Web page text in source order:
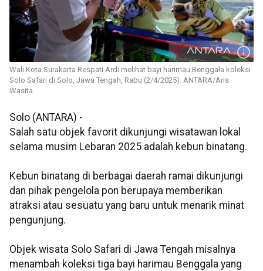
Wali Kota Surakarta Respati Ardi melihat bayi harimau Benggala koleksi
Solo Safari di Solo, Jawa Tengah, Rabu (2/4/2025). ANTARA/Aris
Wasita
Solo (ANTARA) -
Salah satu objek favorit dikunjungi wisatawan lokal
selama musim Lebaran 2025 adalah kebun binatang.
Kebun binatang di berbagai daerah ramai dikunjungi
dan pihak pengelola pon berupaya memberikan
atraksi atau sesuatu yang baru untuk menarik minat
pengunjung.
Objek wisata Solo Safari di Jawa Tengah misalnya
menambah koleksi tiga bayi harimau Benggala yang